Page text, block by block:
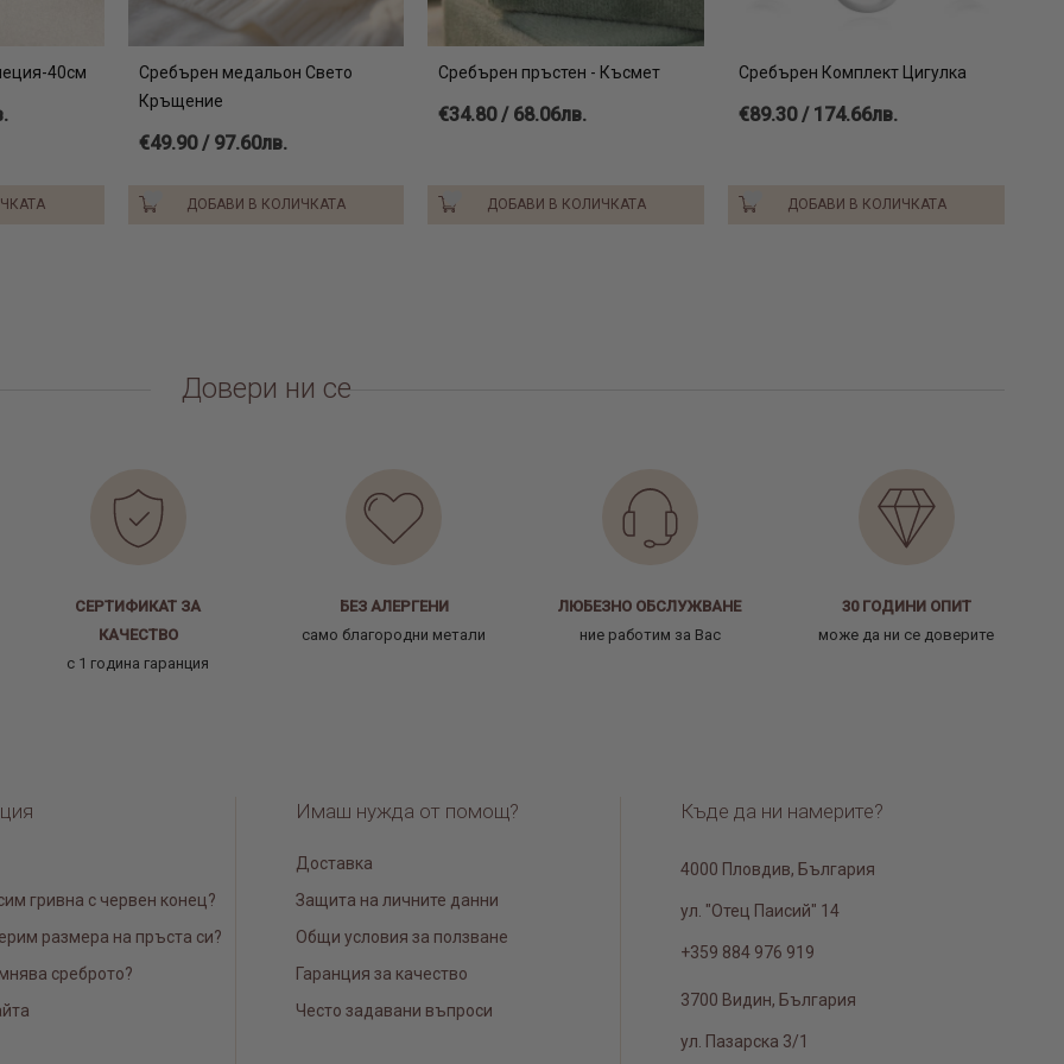
сребърна лъжица
дамски колиета златни
сребърни обеци с клипс
40см
Сребърен медальон Свето
Кръщение
€49.90 / 97.60лв.
ДОБАВИ В КОЛИЧКАТА
Сребърен пръстен - Късмет
€34.80 / 68.06лв.
ДОБАВИ В КОЛИЧКАТА
Сребърен Комплект Цигулка
€89.30 / 174.66лв.
ДОБАВИ В КОЛИЧКАТА
Довери ни се
СЕРТИФИКАТ ЗА
КАЧЕСТВО
с 1 година гаранция
БЕЗ АЛЕРГЕНИ
само благородни метали
ЛЮБЕЗНО ОБСЛУЖВАНЕ
ние работим за Вас
30 ГОДИНИ ОПИТ
може да ни се доверите
гривна с червен конец?
размера на пръста си?
среброто?
Имаш нужда от помощ?
Доставка
Защита на личните данни
Общи условия за ползване
Гаранция за качество
Често задавани въпроси
Къде да ни намерите?
4000 Пловдив, България
ул. "Отец Паисий" 14
+359 884 976 919
3700 Видин, България
ул. Пазарска 3/1